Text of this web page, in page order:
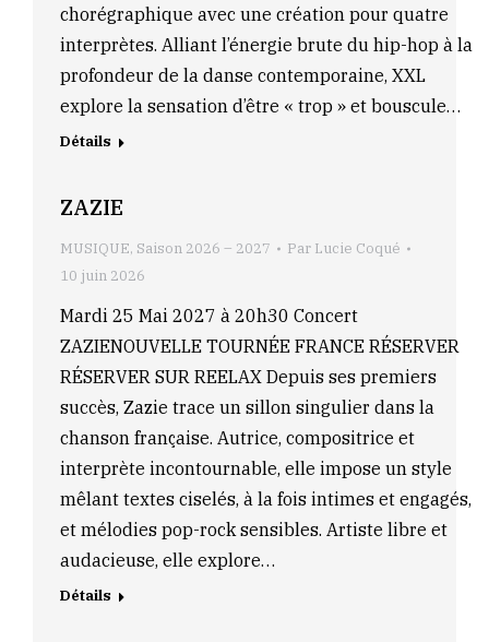
chorégraphique avec une création pour quatre
interprètes. Alliant l’énergie brute du hip-hop à la
profondeur de la danse contemporaine, XXL
explore la sensation d’être « trop » et bouscule…
Détails
ZAZIE
MUSIQUE, Saison 2026 – 2027 Par Lucie Coqué
10 juin 2026
Mardi 25 Mai 2027 à 20h30 Concert
ZAZIENOUVELLE TOURNÉE FRANCE RÉSERVER
RÉSERVER SUR REELAX Depuis ses premiers
succès, Zazie trace un sillon singulier dans la
chanson française. Autrice, compositrice et
interprète incontournable, elle impose un style
mêlant textes ciselés, à la fois intimes et engagés,
et mélodies pop-rock sensibles. Artiste libre et
audacieuse, elle explore…
Détails